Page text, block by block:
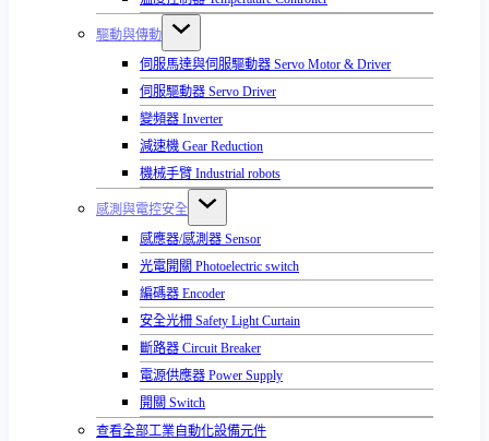
驅動與傳動
伺服馬達與伺服驅動器 Servo Motor & Driver
伺服驅動器 Servo Driver
變頻器 Inverter
減速機 Gear Reduction
機械手臂 Industrial robots
感測與電控安全
感應器/感測器 Sensor
光電開關 Photoelectric switch
編碼器 Encoder
安全光柵 Safety Light Curtain
斷路器 Circuit Breaker
電源供應器 Power Supply
開關 Switch
查看全部工業自動化設備元件